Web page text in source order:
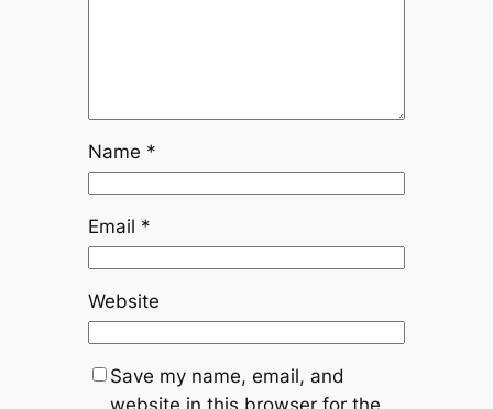
Name *
Email *
Website
Save my name, email, and